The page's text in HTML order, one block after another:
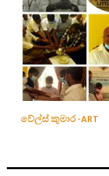
වේල්ස් කුමාර -ART